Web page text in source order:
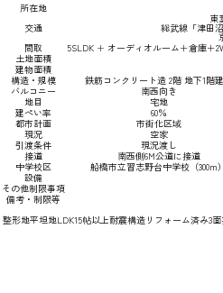
所在地
交通
東
総武線「津田
間取
5SLDK + オーディオルーム＋倉庫＋
土地面積
建物面積
構造・規模
鉄筋コンクリート造 2階 地下1階
バルコニー
南西向き
地目
宅地
建ぺい率
60％
都市計画
市街化区域
現況
空家
引渡条件
現況渡し
接道
南西側6M公道に接道
中学校区
船橋市立習志野台中学校（300m）
設備
その他制限事項
備考・制限等
整形地平坦地LDK15帖以上耐震構造リフォーム済み3